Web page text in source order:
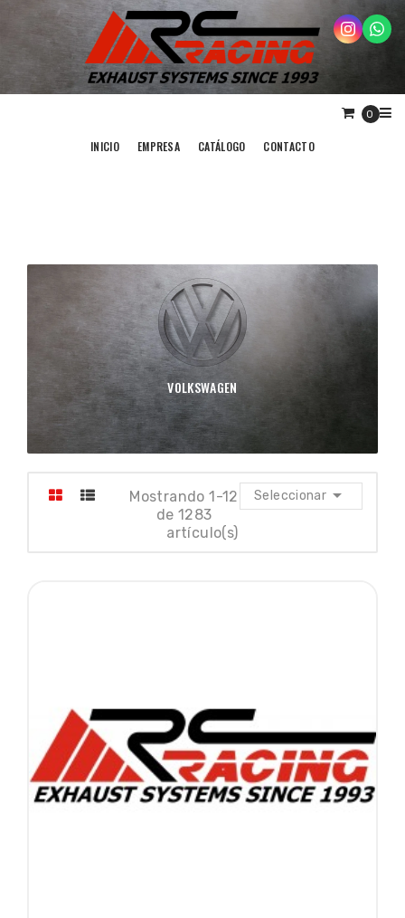
0
INICIO EMPRESA CATÁLOGO CONTACTO
VOLKSWAGEN
Seleccionar 
Mostrando 1-12
de 1283
artículo(s)